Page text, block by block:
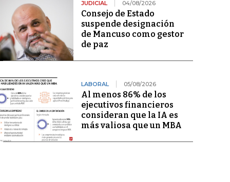
JUDICIAL 04/08/2026
Consejo de Estado
suspende designación
de Mancuso como gestor
de paz
LABORAL 05/08/2026
Al menos 86% de los
ejecutivos financieros
consideran que la IA es
más valiosa que un MBA